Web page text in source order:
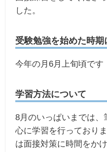
した。
受験勉強を始めた時期
今年の月6月上旬頃です
学習方法について
8月のいっぱいまでは、
心に学習を行っており
は面接対策に時間をか